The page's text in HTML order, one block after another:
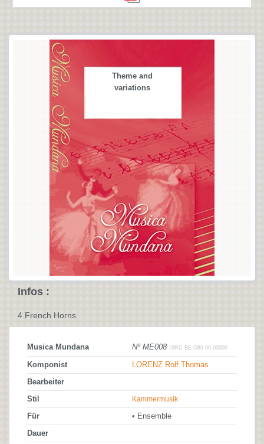
Theme and
variations
Infos :
4 French Horns
Musica Mundana Nº ME008 ISRC BE-O89-00-00000
Komponist LORENZ Rolf Thomas
Bearbeiter
Stil Kammermusik
Für • Ensemble
Dauer